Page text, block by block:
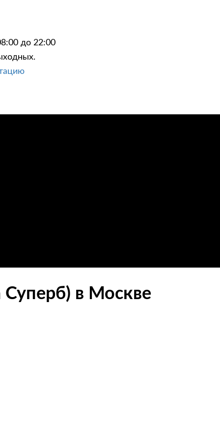
до 22:00
Суперб) в Москве